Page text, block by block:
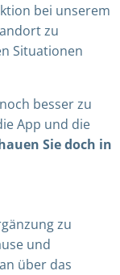
bei unserem
zu
Situationen
besser zu
App und die
Sie doch in
zu
und
über das